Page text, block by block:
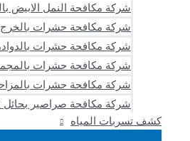
شركة مكافحة النمل الابيض
شركة مكافحة حشرات بالخرج 0509913752
شركة مكافحة حشرات بالدوادمي
شركة مكافحة حشرات بالمجمعة
شركة مكافحة حشرات بالمزاحمية
شركة مكافحة صراصير بحائل 0509913752
كشف تسربات المياه